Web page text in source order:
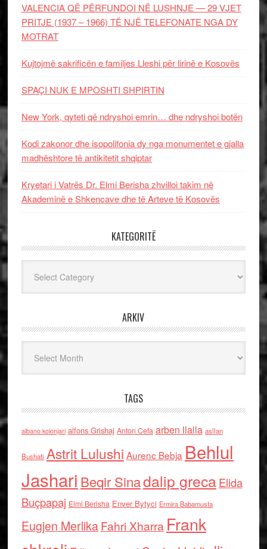
VALENCIA QË PËRFUNDOI NË LUSHNJE — 29 VJET
PRITJE (1937 – 1966) TË NJË TELEFONATE NGA DY
MOTRAT
Kujtojmë sakrificën e familjes Lleshi për lirinë e Kosovës
SPAÇI NUK E MPOSHTI SHPIRTIN
New York, qyteti që ndryshoi emrin… dhe ndryshoi botën
Kodi zakonor dhe isopolifonia dy nga monumentet e gjalla
madhështore të antikitetit shqiptar
Kryetari i Vatrës Dr. Elmi Berisha zhvilloi takim në
Akademinë e Shkencave dhe të Arteve të Kosovës
KATEGORITË
ARKIV
TAGS
albano kolonjari alfons Grishaj Anton Cefa arben llalla asllan
Bushati Astrit Lulushi Aurenc Bebja Behlul
Jashari Beqir Sinadalip grecaElida
Buçpapaj Elmi Berisha Enver Bytyci Ermira Babamusta
Eugjen MerlikaFahri Xharra Frank